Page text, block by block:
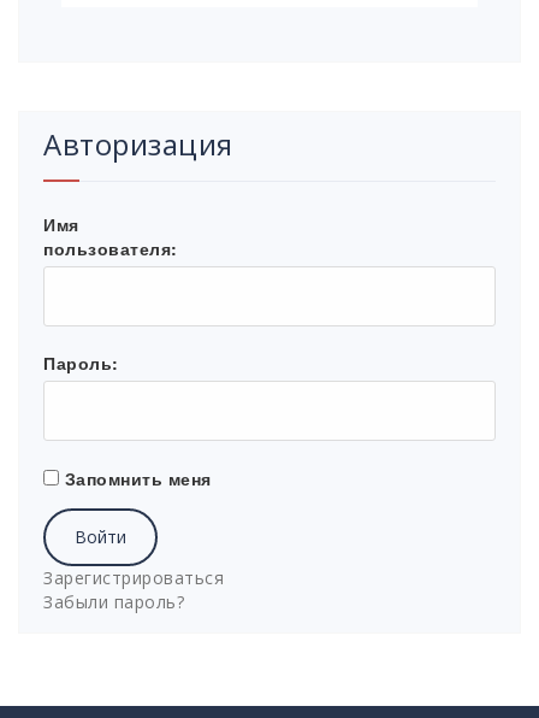
Авторизация
Имя
пользователя:
Пароль:
Запомнить меня
Войти
Зарегистрироваться
Забыли пароль?